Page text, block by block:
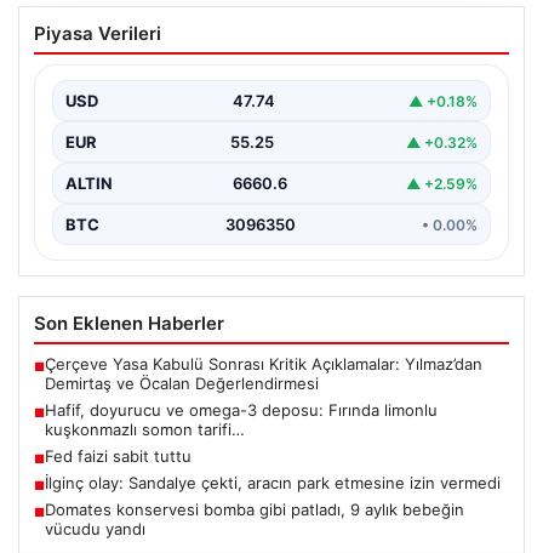
Hafif, doyurucu ve omega-3 deposu:
Fırında limonlu kuşkonmazlı somon
Piyasa Verileri
USD 47.74 ▲ +0.18%
EUR 55.25 ▲ +0.32%
ALTIN 6660.6 ▲ +2.59%
BTC 3096350 • 0.00%
Son Eklenen Haberler
■Çerçeve Yasa Kabulü Sonrası Kritik Açıklamalar: Yılmaz’dan
Demirtaş ve Öcalan Değerlendirmesi
■Hafif, doyurucu ve omega-3 deposu: Fırında limonlu
kuşkonmazlı somon tarifi…
■Fed faizi sabit tuttu
■İlginç olay: Sandalye çekti, aracın park etmesine izin vermedi
■Domates konservesi bomba gibi patladı, 9 aylık bebeğin
vücudu yandı